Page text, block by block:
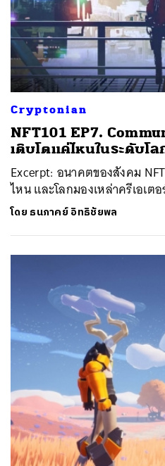
Cryptonian
NFT101 EP7.
เติบโตแค่ไหนในระดับโล
Excerpt: อนาคตของสังคม
ไหน และโลกมองเหล่าครีเอเต
โดย ธนภาคย์ อิทธิชัยพล